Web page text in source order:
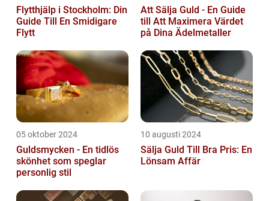
Flytthjälp i Stockholm: Din
Guide Till En Smidigare
Flytt
Att Sälja Guld - En Guide
till Att Maximera Värdet
på Dina Ädelmetaller
05 oktober 2024
Guldsmycken - En tidlös
skönhet som speglar
personlig stil
10 augusti 2024
Sälja Guld Till Bra Pris: En
Lönsam Affär